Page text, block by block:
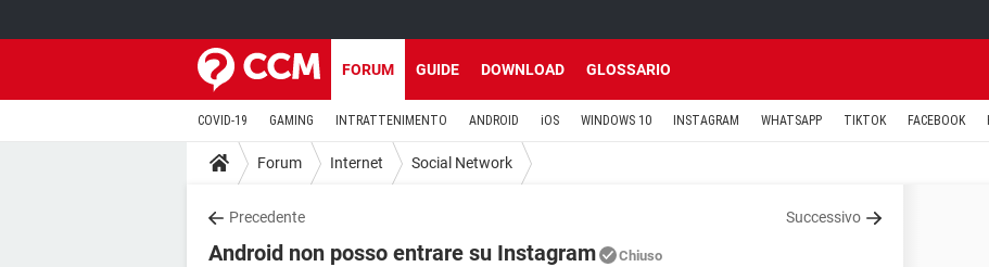
FORUM GUIDE DOWNLOAD GLOSSARIO
COVID-19 GAMING INTRATTENIMENTO ANDROID iOS WINDOWS 10 INSTAGRAM WHATSAPP TIKTOK FACEBOOK
Forum Internet Social Network
Precedente Successivo
Android non posso entrare su Instagram Chiuso